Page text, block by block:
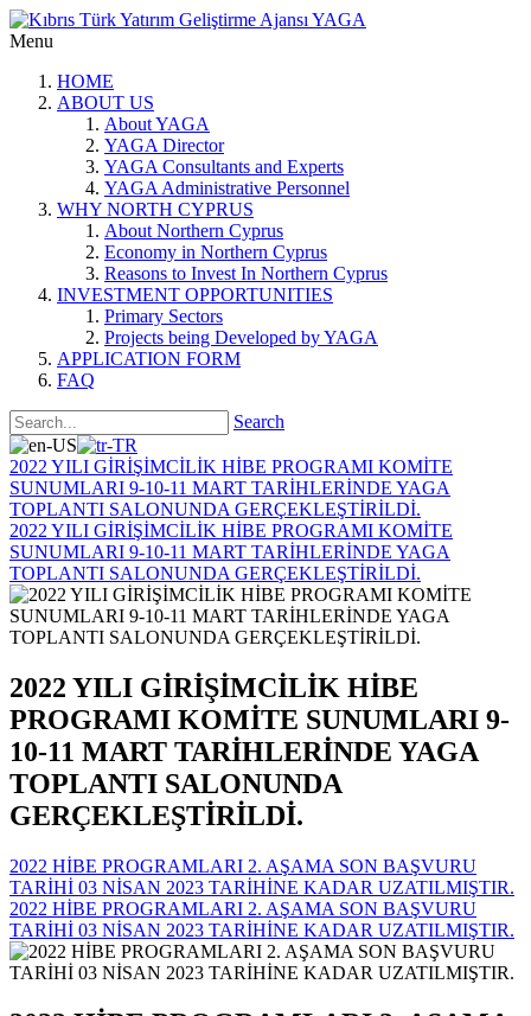
Menu
HOME
ABOUT US
About YAGA
YAGA Director
YAGA Consultants and Experts
YAGA Administrative Personnel
WHY NORTH CYPRUS
About Northern Cyprus
Economy in Northern Cyprus
Reasons to Invest In Northern Cyprus
INVESTMENT OPPORTUNITIES
Primary Sectors
Projects being Developed by YAGA
APPLICATION FORM
FAQ
Search
2022 YILI GİRİŞİMCİLİK HİBE PROGRAMI KOMİTE
SUNUMLARI 9-10-11 MART TARİHLERİNDE YAGA
TOPLANTI SALONUNDA GERÇEKLEŞTİRİLDİ.
2022 YILI GİRİŞİMCİLİK HİBE PROGRAMI KOMİTE
SUNUMLARI 9-10-11 MART TARİHLERİNDE YAGA
TOPLANTI SALONUNDA GERÇEKLEŞTİRİLDİ.
2022 YILI GİRİŞİMCİLİK HİBE
PROGRAMI KOMİTE SUNUMLARI 9-
10-11 MART TARİHLERİNDE YAGA
TOPLANTI SALONUNDA
GERÇEKLEŞTİRİLDİ.
2022 HİBE PROGRAMLARI 2. AŞAMA SON BAŞVURU
TARİHİ 03 NİSAN 2023 TARİHİNE KADAR UZATILMIŞTIR.
2022 HİBE PROGRAMLARI 2. AŞAMA SON BAŞVURU
TARİHİ 03 NİSAN 2023 TARİHİNE KADAR UZATILMIŞTIR.